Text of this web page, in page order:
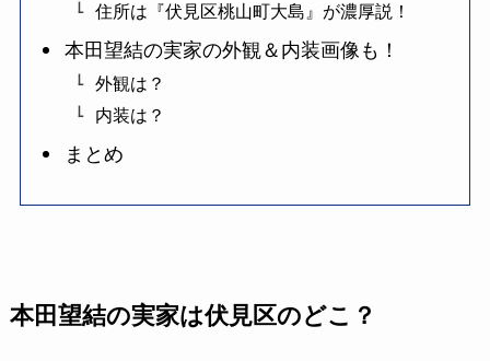
住所は『伏見区桃山町大島』が濃厚説！
本田望結の実家の外観＆内装画像も！
外観は？
内装は？
まとめ
本田望結の実家は伏見区のどこ？